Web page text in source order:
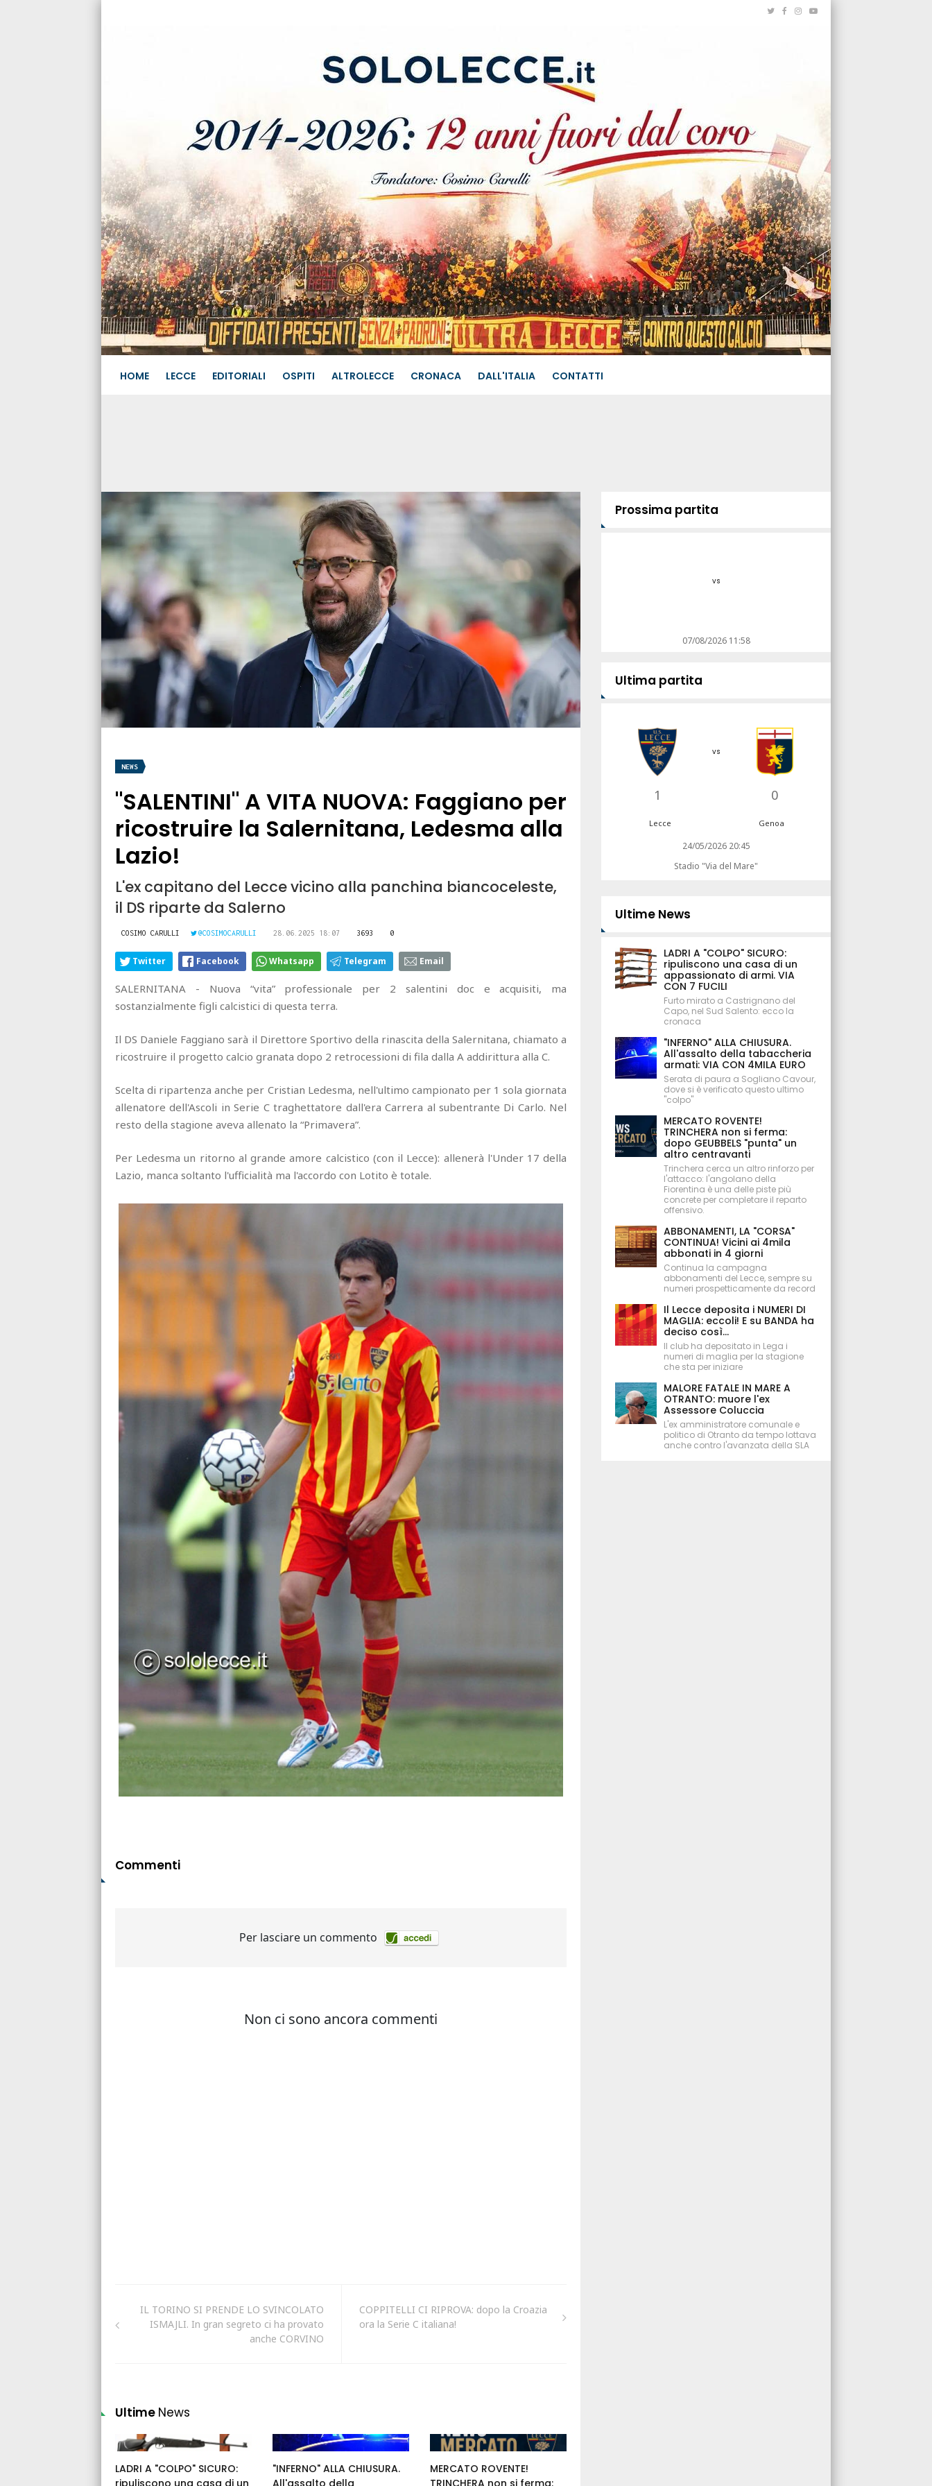
HOME LECCE EDITORIALI OSPITI ALTROLECCE CRONACA DALL'ITALIA CONTATTI
NEWS
"SALENTINI" A VITA NUOVA: Faggiano per
ricostruire la Salernitana, Ledesma alla
Lazio!
L'ex capitano del Lecce vicino alla panchina biancoceleste,
il DS riparte da Salerno
COSIMO CARULLI @COSIMOCARULLI 28.06.2025 18:07 3693 0
Twitter Facebook Whatsapp Telegram Email
SALERNITANA - Nuova “vita” professionale per 2 salentini doc e acquisiti, ma
sostanzialmente figli calcistici di questa terra.
Il DS Daniele Faggiano sarà il Direttore Sportivo della rinascita della Salernitana, chiamato a
ricostruire il progetto calcio granata dopo 2 retrocessioni di fila dalla A addirittura alla C.
Scelta di ripartenza anche per Cristian Ledesma, nell'ultimo campionato per 1 sola giornata
allenatore dell'Ascoli in Serie C traghettatore dall'era Carrera al subentrante Di Carlo. Nel
resto della stagione aveva allenato la “Primavera”.
Per Ledesma un ritorno al grande amore calcistico (con il Lecce): allenerà l'Under 17 della
Lazio, manca soltanto l'ufficialità ma l'accordo con Lotito è totale.
Commenti
IL TORINO SI PRENDE LO SVINCOLATO
ISMAJLI. In gran segreto ci ha provato
anche CORVINO
COPPITELLI CI RIPROVA: dopo la Croazia
ora la Serie C italiana!
Ultime News
LADRI A "COLPO" SICURO:
"INFERNO" ALLA CHIUSURA.
MERCATO ROVENTE!
Prossima partita
vs
07/08/2026 11:58
Ultima partita
1
vs
0
Lecce Genoa
24/05/2026 20:45
Stadio "Via del Mare"
Ultime News
LADRI A "COLPO" SICURO:
ripuliscono una casa di un
appassionato di armi. VIA
CON 7 FUCILI
Furto mirato a Castrignano del
Capo, nel Sud Salento: ecco la
cronaca
"INFERNO" ALLA CHIUSURA.
All'assalto della tabaccheria
armati: VIA CON 4MILA EURO
Serata di paura a Sogliano Cavour,
dove si è verificato questo ultimo
"colpo"
MERCATO ROVENTE!
TRINCHERA non si ferma:
dopo GEUBBELS "punta" un
altro centravanti
Trinchera cerca un altro rinforzo per
l'attacco: l'angolano della
Fiorentina è una delle piste più
concrete per completare il reparto
offensivo.
ABBONAMENTI, LA "CORSA"
CONTINUA! Vicini ai 4mila
abbonati in 4 giorni
Continua la campagna
abbonamenti del Lecce, sempre su
numeri prospetticamente da record
Il Lecce deposita i NUMERI DI
MAGLIA: eccoli! E su BANDA ha
deciso così...
Il club ha depositato in Lega i
numeri di maglia per la stagione
che sta per iniziare
MALORE FATALE IN MARE A
OTRANTO: muore l'ex
Assessore Coluccia
L'ex amministratore comunale e
politico di Otranto da tempo lottava
anche contro l'avanzata della SLA